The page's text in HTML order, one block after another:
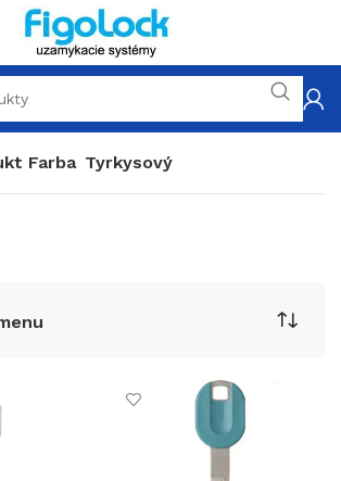
Farba Tyrkysový